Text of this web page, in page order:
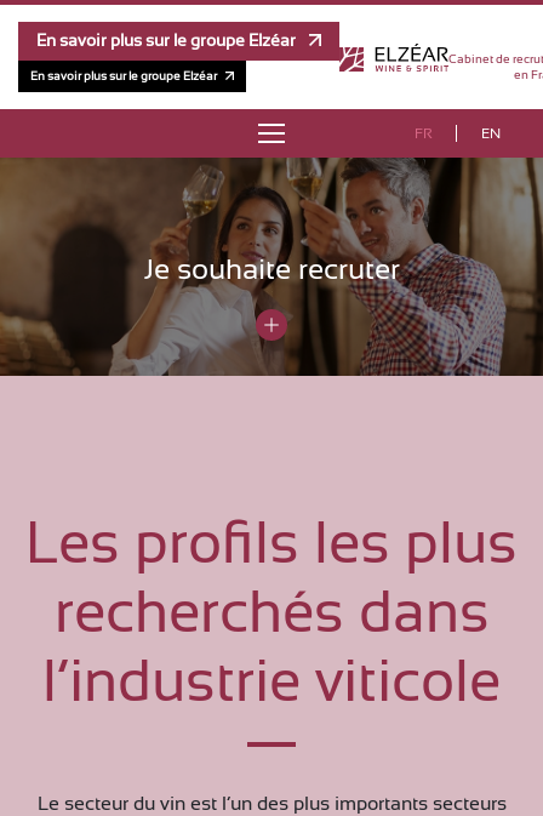
En savoir plus sur le groupe Elzéar
En savoir plus sur le groupe Elzéar
Cabinet de
en
FR EN
À PROPOS
RÉFÉRENCES
MÉTHODOLOGIE
ÉQUIPE
Je souhaite recruter
Les profils les plus
recherchés dans
l’industrie viticole
Le secteur du vin est l’un des plus importants secteurs